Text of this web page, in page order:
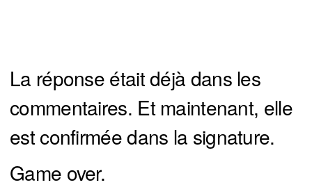
La réponse était déjà dans les
commentaires. Et maintenant, elle
est confirmée dans la signature.
Game over.